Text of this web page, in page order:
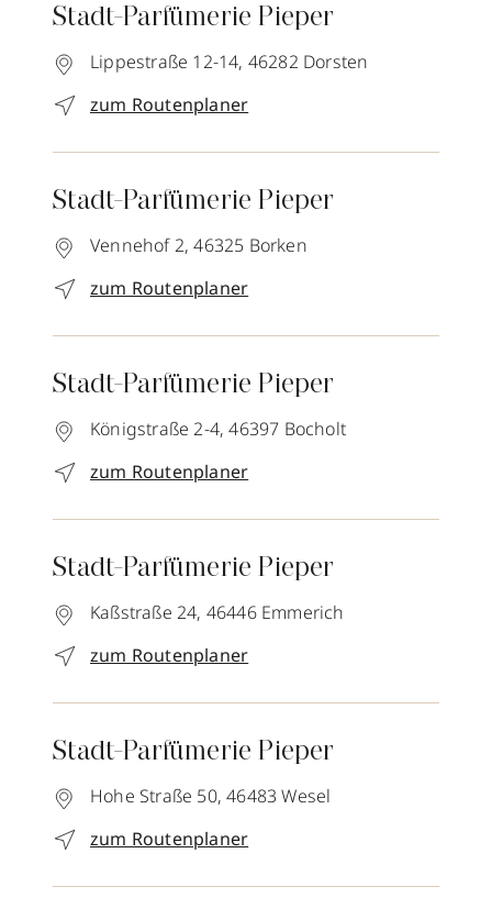
Stadt-Parfümerie Pieper
Lippestraße 12-14, 46282 Dorsten
zum Routenplaner
Stadt-Parfümerie Pieper
Vennehof 2, 46325 Borken
zum Routenplaner
Stadt-Parfümerie Pieper
Königstraße 2-4, 46397 Bocholt
zum Routenplaner
Stadt-Parfümerie Pieper
Kaßstraße 24, 46446 Emmerich
zum Routenplaner
Stadt-Parfümerie Pieper
Hohe Straße 50, 46483 Wesel
zum Routenplaner